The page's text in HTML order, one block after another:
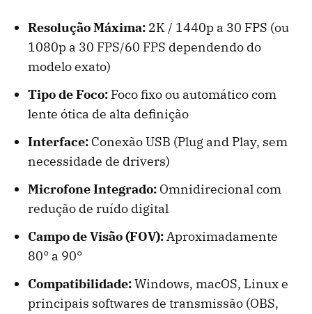
Resolução Máxima: 2K / 1440p a 30 FPS (ou
1080p a 30 FPS/60 FPS dependendo do
modelo exato)
Tipo de Foco: Foco fixo ou automático com
lente ótica de alta definição
Interface: Conexão USB (Plug and Play, sem
necessidade de drivers)
Microfone Integrado: Omnidirecional com
redução de ruído digital
Campo de Visão (FOV):Aproximadamente
80° a 90°
Compatibilidade:Windows, macOS, Linux e
principais softwares de transmissão (OBS,